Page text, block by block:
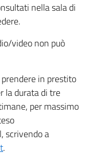
nella sala di
video non può
in prestito
la durata di tre
per massimo
scrivendo a
.